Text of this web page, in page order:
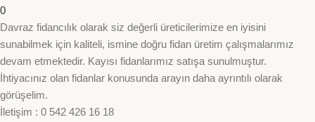
0
Davraz fidancılık olarak siz değerli üreticilerimize en iyisini
sunabilmek için kaliteli, ismine doğru fidan üretim çalışmalarımız
devam etmektedir. Kayısı fidanlarımız satışa sunulmuştur.
İhtiyacınız olan fidanlar konusunda arayın daha ayrıntılı olarak
görüşelim.
İletişim : 0 542 426 16 18